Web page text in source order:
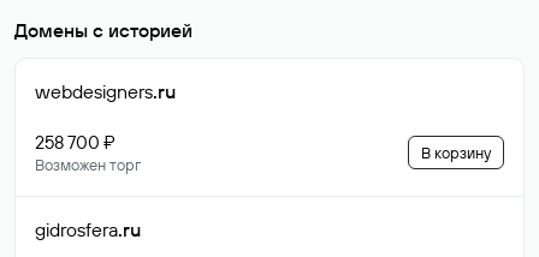
Домены с историей
webdesigners.ru
258 700 ₽
Возможен торг
В корзину
gidrosfera.ru